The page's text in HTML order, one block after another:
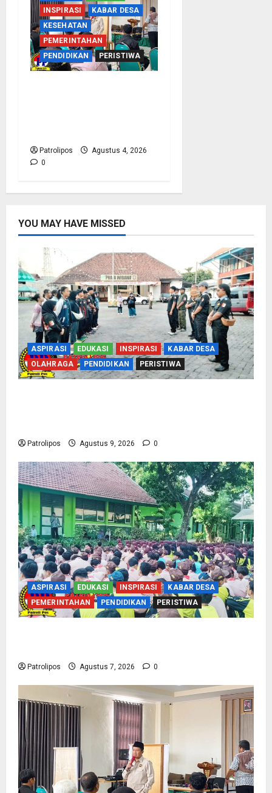
INSPIRASI
KABAR DESA
KESEHATAN
PEMERINTAHAN
PENDIDIKAN
PERISTIWA
Patrolipos
Agustus 4, 2026
0
YOU MAY HAVE MISSED
ASPIRASI EDUKASI INSPIRASI
KABAR DESA
OLAHRAGA
PENDIDIKAN PERISTIWA
Patrolipos Agustus 9, 2026 0
ASPIRASI EDUKASI INSPIRASI
KABAR DESA
PEMERINTAHAN
PENDIDIKAN PERISTIWA
Patrolipos Agustus 7, 2026 0